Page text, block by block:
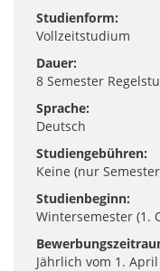
Studienform:
Vollzeitstudium
Dauer:
8 Semester
Sprache:
Deutsch
Studiengebühren:
Keine (nur
Studienbeginn:
Wintersemester (1.
Jährlich vom 1.